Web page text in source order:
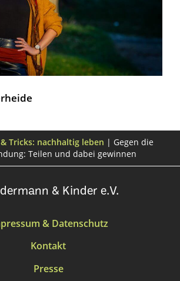
Tricks: nachhaltig leben | Gegen die
Teilen und dabei gewinnen
& Kinder e.V.
& Datenschutz
Kontakt
Presse